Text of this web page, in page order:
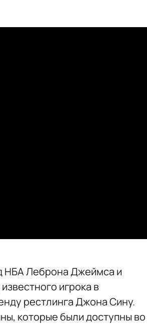
НБА Леброна Джеймса и
игрока в
рестлинга Джона Сину.
которые были доступны во